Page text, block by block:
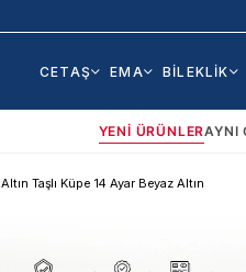
CETAŞ EMA BİLEKLİK
YENI ÜRÜNLERAYNI
Altın Taşlı Küpe 14 Ayar Beyaz Altın